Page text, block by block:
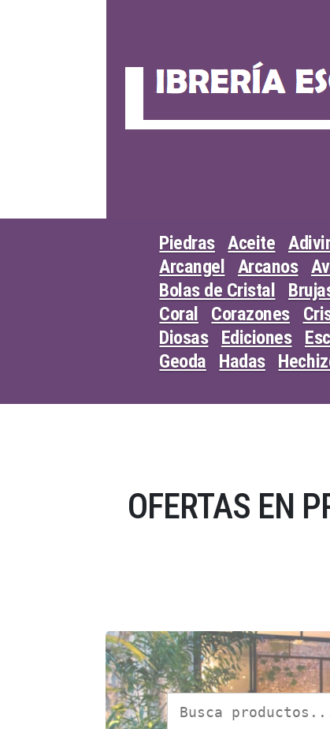
Piedras Aceite
Arcangel
Arcanos
Bolas de Cristal
Coral
Corazones
Diosas
Ediciones
Geoda
Hadas
OFERTAS EN